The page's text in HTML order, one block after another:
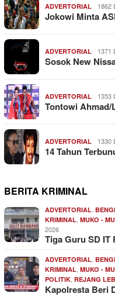
ADVERTORIAL 1862
Jokowi Minta
ADVERTORIAL 1371
Sosok New
ADVERTORIAL 1353
Tontowi
ADVERTORIAL 1330
14 Tahun
BERITA KRIMINAL
ADVERTORIAL
KRIMINAL MUKO -
2026
Tiga Guru SD
ADVERTORIAL
KRIMINAL MUKO -
POLITIK REJANG
Kapolresta Beri